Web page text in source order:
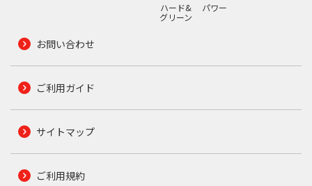
ハード&
グリーン
パワー
お問い合わせ
ご利用ガイド
サイトマップ
ご利用規約